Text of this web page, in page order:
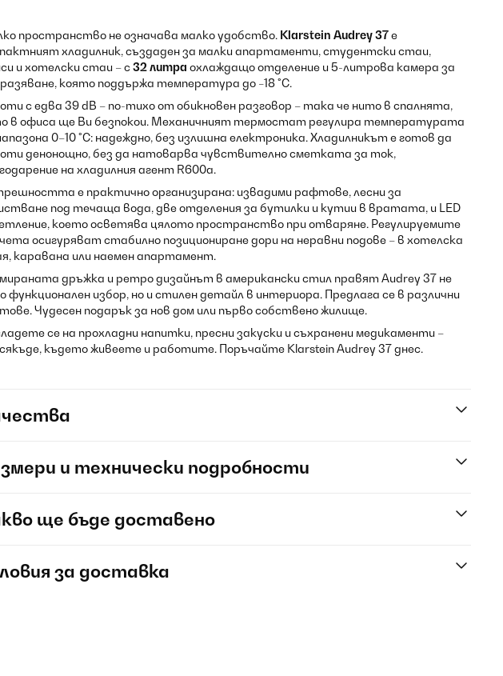
пространство не означава малко удобство. Klarstein Audrey 37е
хладилник, създаден за малки апартаменти, студентски стаи,
и хотелски стаи – с32 литра охлаждащо отделение и 5-литрова камера за
която поддържа температура до −18 °C.
с едва 39 dB – по-тихо от обикновен разговор – така че нито в спалнята,
в офиса ще Ви безпокои. Механичният термостат регулира температурата
0–10 °C: надеждно, без излишна електроника. Хладилникът е готов да
денонощно, без да натоварва чувствително сметката за ток,
на хладилния агент R600a.
е практично организирана: извадими рафтове, лесни за
под течаща вода, две отделения за бутилки и кутии в вратата, и LED
което осветява цялото пространство при отваряне. Регулируемите
осигуряват стабилно позициониране дори на неравни подове – в хотелска
каравана или наемен апартамент.
дръжка и ретро дизайнът в американски стил правят Audrey 37 не
функционален избор, но и стилен детайл в интериора. Предлага се в различни
Чудесен подарък за нов дом или първо собствено жилище.
се на прохладни напитки, пресни закуски и съхранени медикаменти –
където живеете и работите. Поръчайте Klarstein Audrey 37 днес.
и технически подробности
ще бъде доставено
за доставка